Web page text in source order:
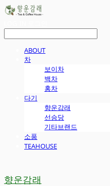
ABOUT
차
보이차
백차
홍차
다기
향운감래
선승당
기타브랜드
소품
TEAHOUSE
향운감래